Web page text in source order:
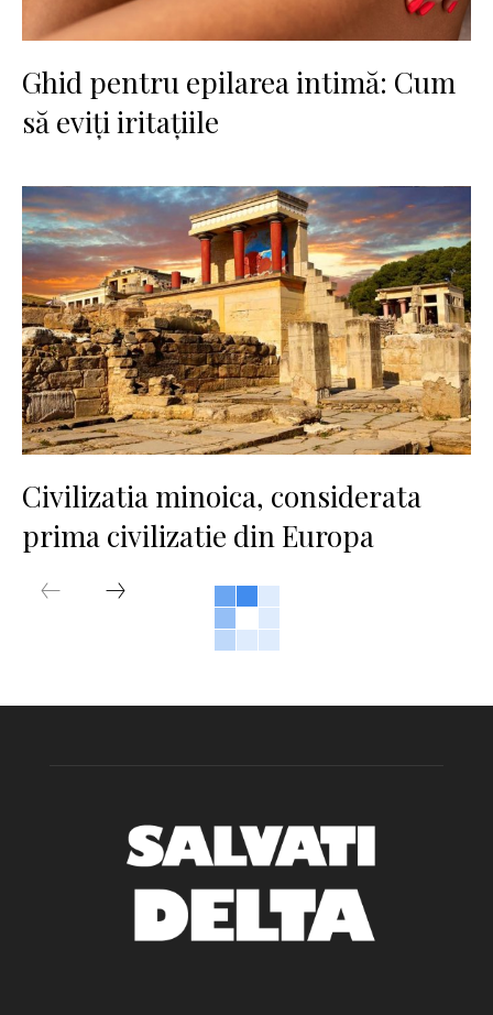
Ghid pentru epilarea intimă: Cum
să eviți iritațiile
Civilizatia minoica, considerata
prima civilizatie din Europa